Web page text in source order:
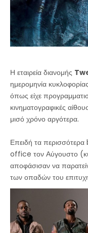
Η εταιρεία διανομής
ημερομηνία
όπως είχε
κινηματογραφικές
μισό χρόνο αργότερα.
Επειδή τα
office τον Αύγουστο
αποφάσισαν να
των οπαδών του